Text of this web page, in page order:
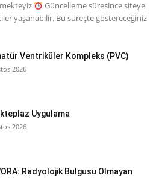
Güncelleme süresince siteye
yaşanabilir. Bu süreçte göstereceğiniz
Ventriküler Kompleks (PVC)
2026
Uygulama
2026
Radyolojik Bulgusu Olmayan